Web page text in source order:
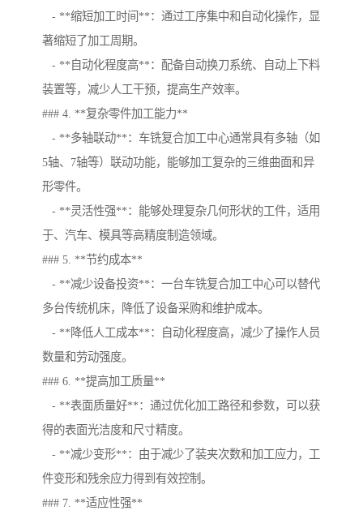
- **缩短加工时间**：通过工序集中和自动化操作，显
著缩短了加工周期。
- **自动化程度高**：配备自动换刀系统、自动上下料
装置等，减少人工干预，提高生产效率。
### 4. **复杂零件加工能力**
- **多轴联动**：车铣复合加工中心通常具有多轴（如
5轴、7轴等）联动功能，能够加工复杂的三维曲面和异
形零件。
- **灵活性强**：能够处理复杂几何形状的工件，适用
于、汽车、模具等高精度制造领域。
### 5. **节约成本**
- **减少设备投资**：一台车铣复合加工中心可以替代
多台传统机床，降低了设备采购和维护成本。
- **降低人工成本**：自动化程度高，减少了操作人员
数量和劳动强度。
### 6. **提高加工质量**
- **表面质量好**：通过优化加工路径和参数，可以获
得的表面光洁度和尺寸精度。
- **减少变形**：由于减少了装夹次数和加工应力，工
件变形和残余应力得到有效控制。
### 7. **适应性强**